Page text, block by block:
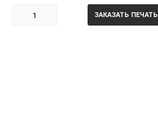
ЗАКАЗАТЬ ПЕЧАТЬ